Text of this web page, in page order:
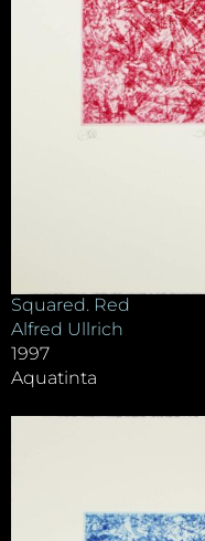
Squared. Red
Alfred Ullrich
1997
Aquatinta